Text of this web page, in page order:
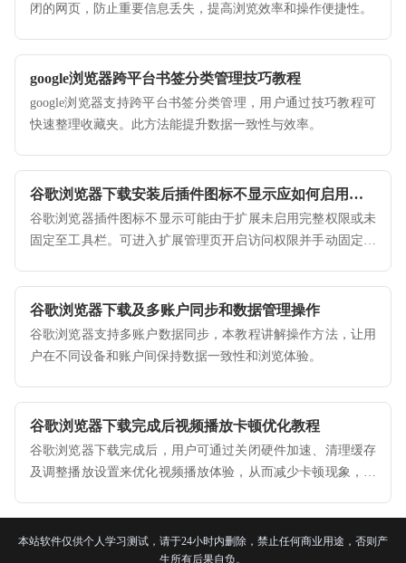
闭的网页，防止重要信息丢失，提高浏览效率和操作便捷性。
google浏览器跨平台书签分类管理技巧教程
google浏览器支持跨平台书签分类管理，用户通过技巧教程可
快速整理收藏夹。此方法能提升数据一致性与效率。
谷歌浏览器下载安装后插件图标不显示应如何启用权限
谷歌浏览器插件图标不显示可能由于扩展未启用完整权限或未
固定至工具栏。可进入扩展管理页开启访问权限并手动固定图
谷歌浏览器下载及多账户同步和数据管理操作
谷歌浏览器支持多账户数据同步，本教程讲解操作方法，让用
户在不同设备和账户间保持数据一致性和浏览体验。
谷歌浏览器下载完成后视频播放卡顿优化教程
谷歌浏览器下载完成后，用户可通过关闭硬件加速、清理缓存
及调整播放设置来优化视频播放体验，从而减少卡顿现象，提
本站软件仅供个人学习测试，请于24小时内删除，禁止任何商业用途，否则产
生所有后果自负。